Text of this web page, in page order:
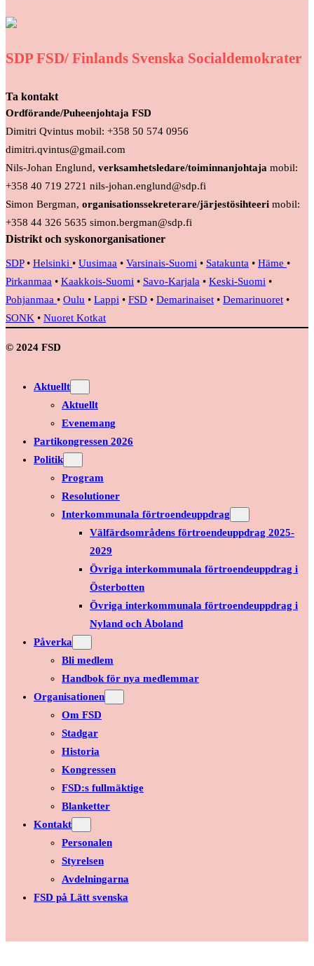
SDP FSD/ Finlands Svenska Socialdemokrater
Ta kontakt
Ordförande/Puheenjohtaja FSD
Dimitri Qvintus mobil: +358 50 574 0956
dimitri.qvintus@gmail.com
Nils-Johan Englund, verksamhetsledare/toiminnanjohtaja mobil:
+358 40 719 2721 nils-johan.englund@sdp.fi
Simon Bergman, organisationssekreterare/järjestösihteeri mobil:
+358 44 326 5635 simon.bergman@sdp.fi
Distrikt och syskonorganisationer
SDP• Helsinki • Uusimaa • Varsinais-Suomi • Satakunta • Häme •
Pirkanmaa • Kaakkois-Suomi • Savo-Karjala • Keski-Suomi •
Pohjanmaa • Oulu • Lappi • FSD • Demarinaiset • Demarinuoret •
SONK • Nuoret Kotkat
© 2024 FSD
Aktuellt
Aktuellt
Evenemang
Partikongressen 2026
Politik
Program
Resolutioner
Interkommunala förtroendeuppdrag
Välfärdsområdens förtroendeuppdrag 2025-
2029
Övriga interkommunala förtroendeuppdrag i
Österbotten
Övriga interkommunala förtroendeuppdrag i
Nyland och Åboland
Påverka
Bli medlem
Handbok för nya medlemmar
Organisationen
Om FSD
Stadgar
Historia
Kongressen
FSD:s fullmäktige
Blanketter
Kontakt
Personalen
Styrelsen
Avdelningarna
FSD på Lätt svenska